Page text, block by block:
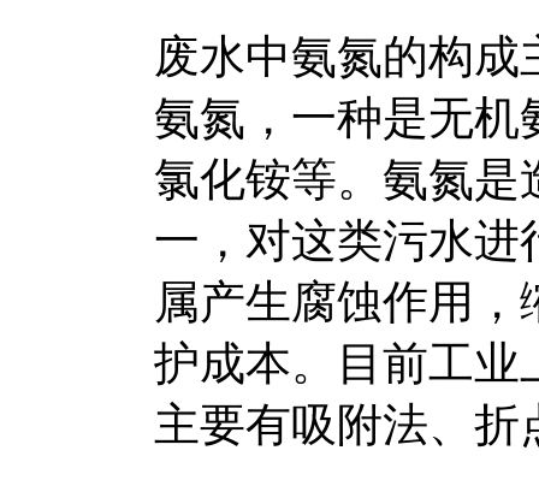
废水中氨氮的构
氨氮，一种是无机
氯化铵等。氨氮是
一，对这类污水进
属产生腐蚀作用
护成本。目前工业
主要有吸附法、